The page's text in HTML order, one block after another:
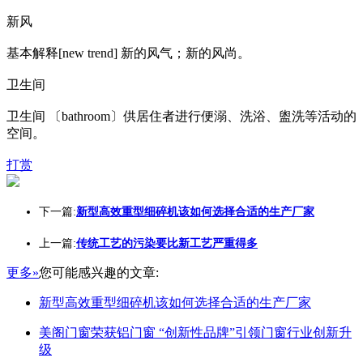
新风
基本解释[new trend] 新的风气；新的风尚。
卫生间
卫生间 〔bathroom〕供居住者进行便溺、洗浴、盥洗等活动的
空间。
打赏
下一篇:新型高效重型细碎机该如何选择合适的生产厂家
上一篇:传统工艺的污染要比新工艺严重得多
更多»您可能感兴趣的文章:
新型高效重型细碎机该如何选择合适的生产厂家
美阁门窗荣获铝门窗 “创新性品牌”引领门窗行业创新升
级